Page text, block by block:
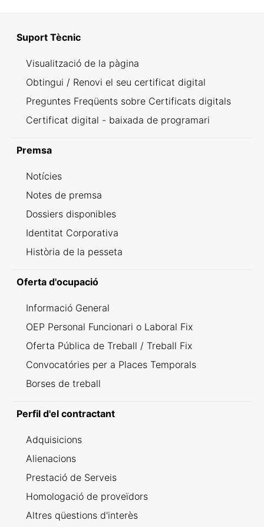
Suport Tècnic
Visualització de la pàgina
Obtingui / Renovi el seu certificat digital
Preguntes Freqüents sobre Certificats digitals
Certificat digital - baixada de programari
Premsa
Notícies
Notes de premsa
Dossiers disponibles
Identitat Corporativa
Història de la pesseta
Oferta d'ocupació
Informació General
OEP Personal Funcionari o Laboral Fix
Oferta Pública de Treball / Treball Fix
Convocatóries per a Places Temporals
Borses de treball
Perfil d'el contractant
Adquisicions
Alienacions
Prestació de Serveis
Homologació de proveïdors
Altres qüestions d'interès